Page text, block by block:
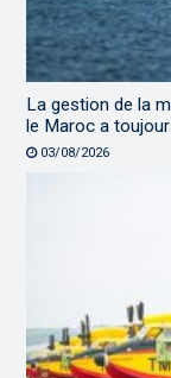
La gestion de la
le Maroc a
03/08/2026